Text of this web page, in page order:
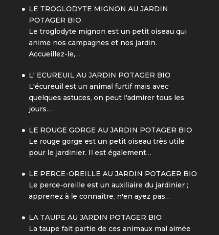
LE TROGLODYTE MIGNON AU JARDIN
POTAGER BIO
Le troglodyte mignon est un petit oiseau qui
anime nos campagnes et nos jardin.
Accueillez-le,…
L' ECUREUIL AU JARDIN POTAGER BIO
L'écureuil est un animal furtif mais avec
quelques astuces, on peut l'admirer tous les
jours…
LE ROUGE GORGE AU JARDIN POTAGER BIO
Le rouge gorge est un petit oiseau très utile
pour le jardinier. Il est également…
LE PERCE-OREILLE AU JARDIN POTAGER BIO
Le perce-oreille est un auxiliaire du jardinier ;
apprenez à le connaitre, n'en ayez pas…
LA TAUPE AU JARDIN POTAGER BIO
La taupe fait partie de ces animaux mal aimée